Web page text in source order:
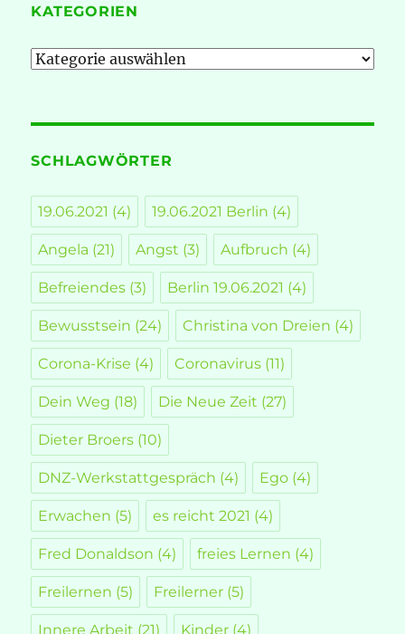
KATEGORIEN
Kategorien
SCHLAGWÖRTER
19.06.2021 (4) 19.06.2021 Berlin (4)
Angela (21) Angst (3) Aufbruch (4)
Befreiendes (3) Berlin 19.06.2021 (4)
Bewusstsein (24) Christina von Dreien (4)
Corona-Krise (4) Coronavirus (11)
Dein Weg (18) Die Neue Zeit (27)
Dieter Broers (10)
DNZ-Werkstattgespräch (4) Ego (4)
Erwachen (5) es reicht 2021 (4)
Fred Donaldson (4) freies Lernen (4)
Freilernen (5) Freilerner (5)
Innere Arbeit (21) Kinder (4)